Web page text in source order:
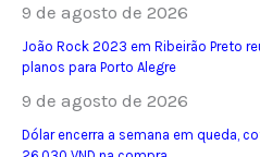
9 de agosto de 2026
João Rock 2023 em Ribeirão Preto
planos para Porto Alegre
9 de agosto de 2026
Dólar encerra a semana em queda,